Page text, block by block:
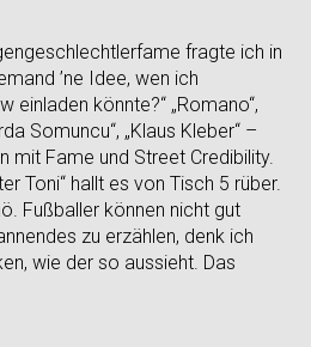
fragte ich in
’ne Idee, wen ich
einladen könnte?“ „Romano“,
Somuncu“, „Klaus Kleber“ –
mit Fame und Street Credibility.
Toni“ hallt es von Tisch 5 rüber.
Fußballer können nicht gut
zu erzählen, denk ich
wie der so aussieht. Das